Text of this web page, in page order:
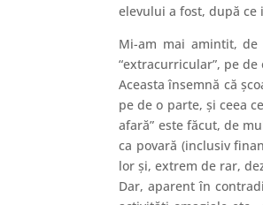
elevului a fost, după ce
Mi-am mai amintit,
“extracurricular”, pe
Aceasta însemnă că
pe de o parte, şi ceea
afară” este făcut, de
ca povară (inclusiv
lor şi, extrem de rar,
Dar, aparent în